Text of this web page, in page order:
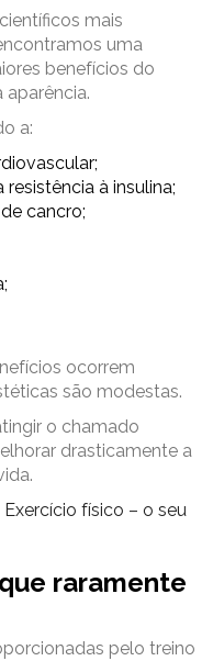
mais
uma
benefícios do
a:
à insulina;
cancro;
ocorrem
são modestas.
o chamado
drasticamente a
Exercício físico – o seu
raramente
pelo treino